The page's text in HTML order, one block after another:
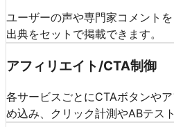
ユーザーの声や専門家コメント
出典をセットで掲載できます。
アフィリエイト/CTA制御
各サービスごとにCTAボタンや
め込み、クリック計測やABテス